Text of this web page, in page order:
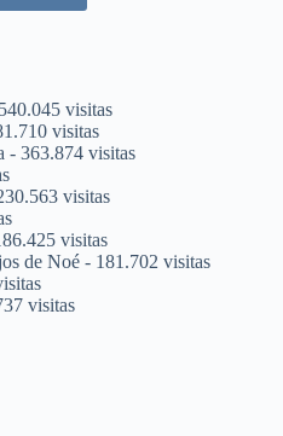
visitas
visitas
- 363.874 visitas
visitas
visitas
de Noé - 181.702 visitas
visitas